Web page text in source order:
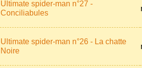
Ultimate spider-man n°27 -
Conciliabules
Ultimate spider-man n°26 - La chatte
Noire